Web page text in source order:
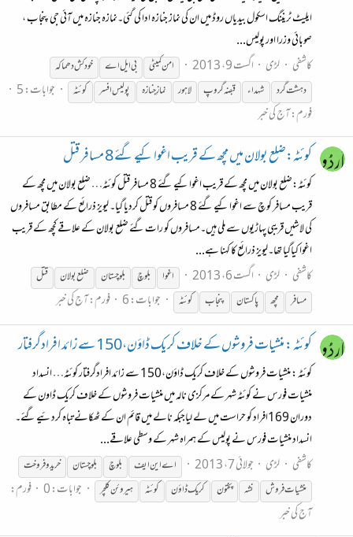
ایلیٹ ٹریننگ اسکول بیدیاں روڈ میں ان کی نماز جنازہ ادا کی گئی۔نمازہ جنازہ میں آئی جی پنجاب ،
صوبائی وزرا اور پولیس...
کاشفی
لڑی اگست 9، 2013 امن کمیٹی بی ایل اے
خودکش دھماکہ
دہشت گرد
شہداء قبضہ گروپ لاہور نمازِ جنازہ پولیس افسر کوئٹہ
جوابات: 5
فورم:آج کی خبر
کوئٹہ:ضلع بولان میں مچھ کے قریب اغوا کیے گئے 8 مسافر قتل
کوئٹہ:ضلع بولان میں مچھ کے قریب اغوا کیے گئے 8 مسافر قتل کوئٹہ… ضلع بولان میں مچھ کے
قریب مسافر کوچ سے اغوا کیے گئے 8 مسافروں کو قتل کردیا گیا۔ لیویز ذرائع کے مطابق مسافروں
کی لاشیں قریبی پہاڑیوں سے ملی ہیں۔مسافروں کو رات گئے ضلع بولان کے علاقے کچھ کے قریب
اغوا کیاگیا تھا۔لیویز ذرائع کا کہنا ہے...
کاشفی
لڑی اگست 6، 2013 اغوا بلوچ بلوچستان ضلع بولان
قتل
مسافر
مچھ پاکستان پنجاب کوئٹہ جوابات: 6 فورم:آج کی خبر
کوئٹہ : منشیات فروشوں کے خلاف کریک ڈاوٴن،150 سے زائد افرادگرفتار
کوئٹہ : منشیات فروشوں کے خلاف کریک ڈاوٴن،150 سے زائد افرادگرفتار کوئٹہ… انسداد
منشیات فورس نے کوئٹہ شہر کے مرکزی نالہ میں منشیات فروشوں کے خلاف کریک ڈاون کے
دوران 169افراد کو حراست میں لے لیاجبکہ نالے میں قائم ان کے ٹھکانے تباہ کردئیے گئے۔
انسداد منشیات فورس نے پولیس کے ہمراہ شہر کے وسطی علاقے...
کاشفی
لڑی جولائی 7، 2013 اے این ایف بلوچ بلوچستان
خریدوفروخت
منشیات فروش
نشہ پختون کریک ڈاؤن کوئٹہ ہیروئن کلچر جوابات: 0
فورم:
آج کی خبر